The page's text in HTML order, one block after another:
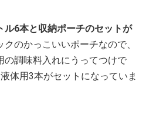
ル6本と収納ポーチのセットが
クのかっこいいポーチなので、
の調味料入れにうってつけで
体用3本がセットになっていま